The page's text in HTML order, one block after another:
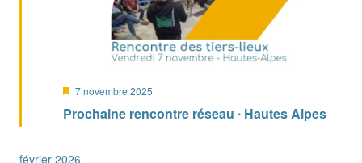
Prochaine rencontre réseau ∙ Hautes Alpes
Mis
avant
7 novembre 2025
février 2026